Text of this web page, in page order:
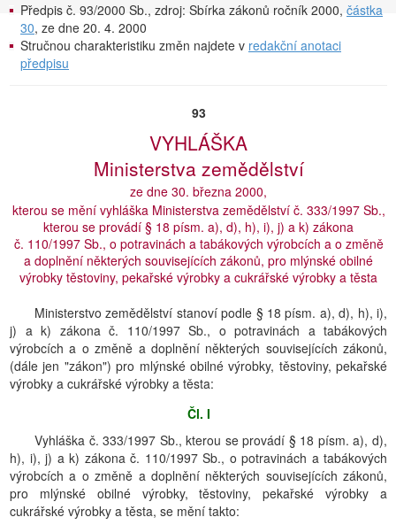
Předpis č. 93/2000 Sb., zdroj: Sbírka zákonů ročník 2000, částka
30, ze dne 20. 4. 2000
Stručnou charakteristiku změn najdete v redakční anotaci
předpisu
93
VYHLÁŠKA
Ministerstva zemědělství
ze dne 30. března 2000,
kterou se mění vyhláška Ministerstva zemědělství č. 333/1997 Sb.,
kterou se provádí § 18 písm. a), d), h), i), j) a k) zákona
č. 110/1997 Sb., o potravinách a tabákových výrobcích a o změně
a doplnění některých souvisejících zákonů, pro mlýnské obilné
výrobky těstoviny, pekařské výrobky a cukrářské výrobky a těsta
Ministerstvo zemědělství stanoví podle § 18 písm. a), d), h), i),
j) a k) zákona č. 110/1997 Sb., o potravinách a tabákových
výrobcích a o změně a doplnění některých souvisejících zákonů,
(dále jen "zákon") pro mlýnské obilné výrobky, těstoviny, pekařské
výrobky a cukrářské výrobky a těsta:
Čl. I
Vyhláška č. 333/1997 Sb., kterou se provádí § 18 písm. a), d),
h), i), j) a k) zákona č. 110/1997 Sb., o potravinách a tabákových
výrobcích a o změně a doplnění některých souvisejících zákonů,
pro mlýnské obilné výrobky, těstoviny, pekařské výrobky a
cukrářské výrobky a těsta, se mění takto: